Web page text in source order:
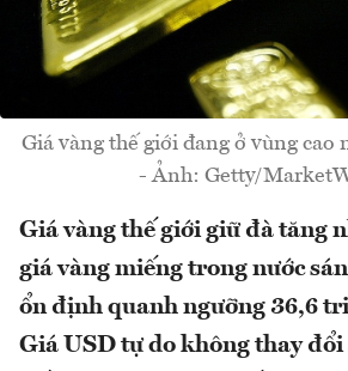
Giá vàng thế giới đang ở vùng cao
- Ảnh: Getty/
Giá vàng thế giới giữ đà tăng
giá vàng miếng trong nước
ổn định quanh ngưỡng 36,6
Giá USD tự do không thay đổi